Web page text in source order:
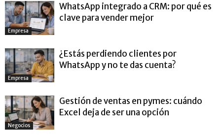
Empresa
WhatsApp integrado a CRM: por qué es
clave para vender mejor
Empresa
¿Estás perdiendo clientes por
WhatsApp y no te das cuenta?
Negocios
Gestión de ventas en pymes: cuándo
Excel deja de ser una opción